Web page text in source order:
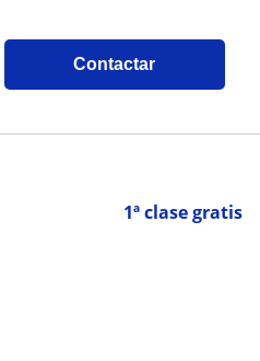
Contactar
1ª clase gratis